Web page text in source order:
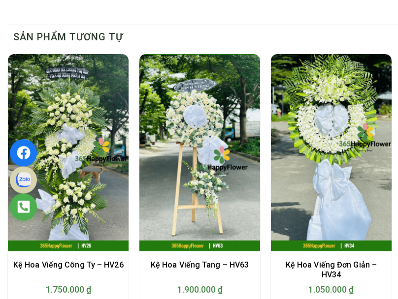
SẢN PHẨM TƯƠNG TỰ
Kệ Hoa Viếng Công Ty – HV26
1.750.000 ₫
Kệ Hoa Viếng Tang – HV63
1.900.000 ₫
Kệ Hoa Viếng Đơn Giản –
HV34
1.050.000 ₫